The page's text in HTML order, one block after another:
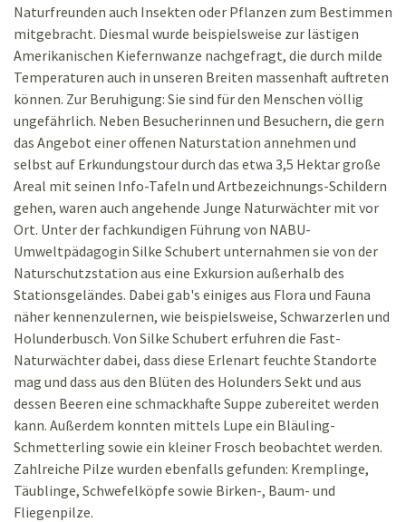
Naturfreunden auch Insekten oder Pflanzen zum Bestimmen
mitgebracht. Diesmal wurde beispielsweise zur lästigen
Amerikanischen Kiefernwanze nachgefragt, die durch milde
Temperaturen auch in unseren Breiten massenhaft auftreten
können. Zur Beruhigung: Sie sind für den Menschen völlig
ungefährlich. Neben Besucherinnen und Besuchern, die gern
das Angebot einer offenen Naturstation annehmen und
selbst auf Erkundungstour durch das etwa 3,5 Hektar große
Areal mit seinen Info-Tafeln und Artbezeichnungs-Schildern
gehen, waren auch angehende Junge Naturwächter mit vor
Ort. Unter der fachkundigen Führung von NABU-
Umweltpädagogin Silke Schubert unternahmen sie von der
Naturschutzstation aus eine Exkursion außerhalb des
Stationsgeländes. Dabei gab's einiges aus Flora und Fauna
näher kennenzulernen, wie beispielsweise, Schwarzerlen und
Holunderbusch. Von Silke Schubert erfuhren die Fast-
Naturwächter dabei, dass diese Erlenart feuchte Standorte
mag und dass aus den Blüten des Holunders Sekt und aus
dessen Beeren eine schmackhafte Suppe zubereitet werden
kann. Außerdem konnten mittels Lupe ein Bläuling-
Schmetterling sowie ein kleiner Frosch beobachtet werden.
Zahlreiche Pilze wurden ebenfalls gefunden: Kremplinge,
Täublinge, Schwefelköpfe sowie Birken-, Baum- und
Fliegenpilze.